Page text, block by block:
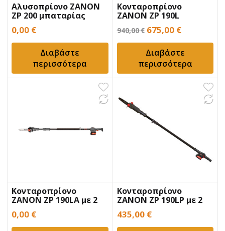
Αλυσοπρίονο ZANON
ZP 200 μπαταρίας
0,00 €
Διαβάστε
περισσότερα
Κονταροπρίονο
ZANON ZP 190L
μπαταρίας
940,00€ Original
price
was:
940,00 €.
675,00 €Η
τρέχουσα
τιμή
είναι:
675,00 €.
Διαβάστε
περισσότερα
Κονταροπρίονο
ZANON ZP 190LA με 2
μπαταρίες
0,00 €
Κονταροπρίονο
ZANON ZP 190LP με 2
μπαταρίες
435,00 €